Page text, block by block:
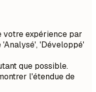
votre expérience par
'Développé'
que possible.
l'étendue de